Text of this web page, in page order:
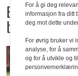
Bama
For å gi deg
informasjon fra ditt
deg mot dette
For øvrig bruker vi
analyse, for å
og for å utvikle og